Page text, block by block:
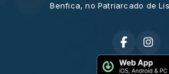
Benfica, no Patriarcado de